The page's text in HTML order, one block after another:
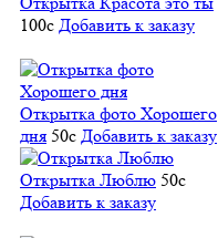
100c Добавить к заказу
Открытка фото Хорошего
дня 50c Добавить к заказу
Открытка Люблю 50c
Добавить к заказу